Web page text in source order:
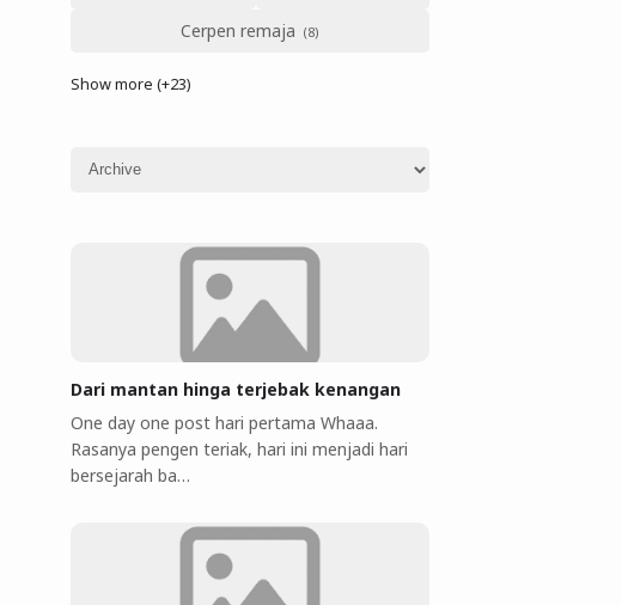
Cerpen remaja
Show more (+23)
Dari mantan hinga terjebak kenangan
One day one post hari pertama Whaaa.
Rasanya pengen teriak, hari ini menjadi hari
bersejarah ba…